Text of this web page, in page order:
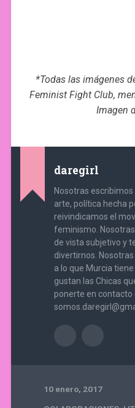
*Todas las imágenes
Feminist Fight Club,
Imagen
daregirl
Nosotras
arte, política hecha
reivindicamos el
feminismo.
de vista subjetivo y
divertirnos.
a lo que Murcia
gustan las Chicas
ponerte en contacto
10 enero, 2017